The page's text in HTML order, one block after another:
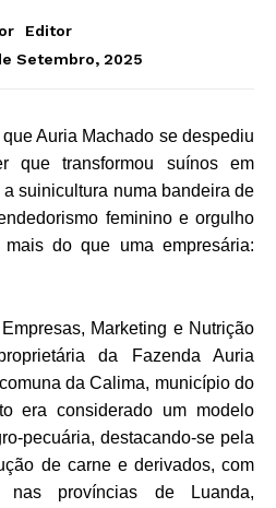
Editor
Setembro, 2025
Auria Machado se despediu
que transformou suínos em
suinicultura numa bandeira de
feminino e orgulho
do que uma empresária:
Marketing e Nutrição
da Fazenda Auria
da Calima, município do
era considerado um modelo
pecuária, destacando-se pela
de carne e derivados, com
nas províncias de Luanda,